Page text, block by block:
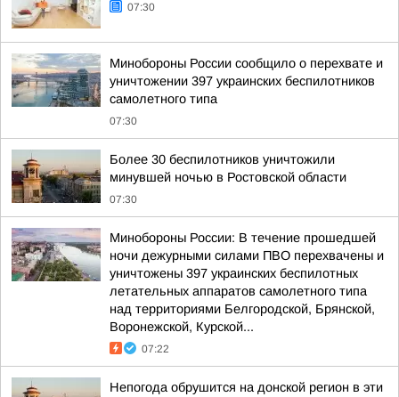
07:30
Минобороны России сообщило о перехвате и
уничтожении 397 украинских беспилотников
самолетного типа
07:30
Более 30 беспилотников уничтожили
минувшей ночью в Ростовской области
07:30
Минобороны России: В течение прошедшей
ночи дежурными силами ПВО перехвачены и
уничтожены 397 украинских беспилотных
летательных аппаратов самолетного типа
над территориями Белгородской, Брянской,
Воронежской, Курской...
07:22
Непогода обрушится на донской регион в эти